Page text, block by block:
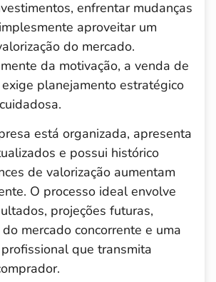
enfrentar mudanças
aproveitar um
do mercado.
da motivação, a venda de
planejamento estratégico
está organizada, apresenta
e possui histórico
de valorização aumentam
O processo ideal envolve
projeções futuras,
mercado concorrente e uma
que transmita